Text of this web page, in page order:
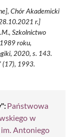
Chór Akademicki
r.]
Szkolnictwo
roku,
2020, s. 143.
(17), 1993.
Państwowa
w
im. Antoniego